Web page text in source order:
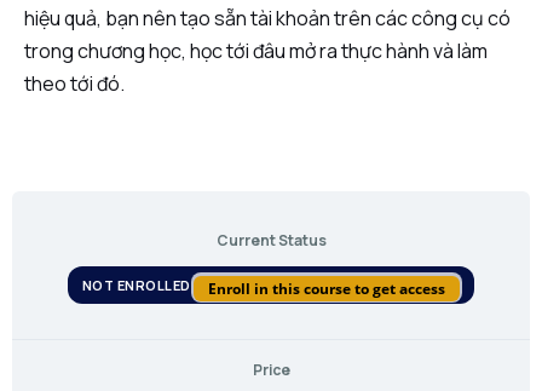
hiệu quả, bạn nên tạo sẵn tài khoản trên các công cụ có
trong chương học, học tới đâu mở ra thực hành và làm
theo tới đó.
Current Status
NOT ENROLLED Enroll in this course to get access
Price